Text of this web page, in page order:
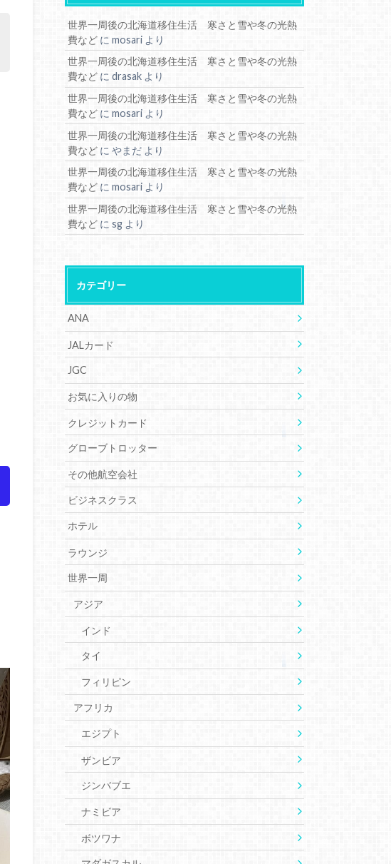
世界一周後の北海道移住生活 寒さと雪や冬の光熱
費など にmosari より
世界一周後の北海道移住生活 寒さと雪や冬の光熱
費など にdrasak より
世界一周後の北海道移住生活 寒さと雪や冬の光熱
費など にmosari より
世界一周後の北海道移住生活 寒さと雪や冬の光熱
費など にやまだ より
世界一周後の北海道移住生活 寒さと雪や冬の光熱
費など にmosari より
世界一周後の北海道移住生活 寒さと雪や冬の光熱
費など にsg より
カテゴリー
ANA
JALカード
JGC
お気に入りの物
クレジットカード
グローブトロッター
その他航空会社
ビジネスクラス
ホテル
ラウンジ
世界一周
アジア
インド
タイ
フィリピン
アフリカ
エジプト
ザンビア
ジンバブエ
ナミビア
ボツワナ